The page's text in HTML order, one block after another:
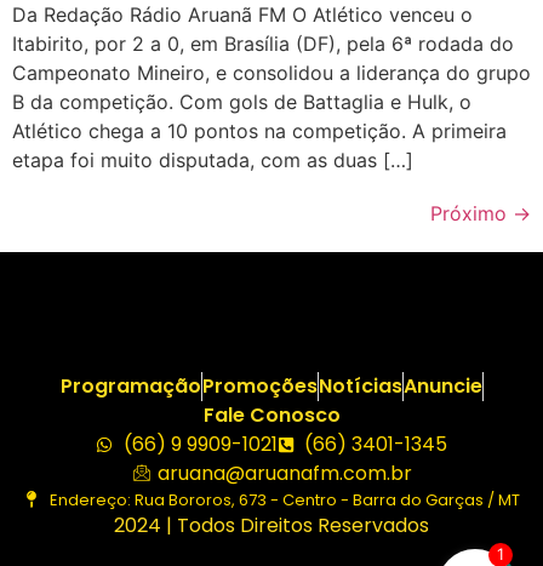
Da Redação Rádio Aruanã FM O Atlético venceu o
Itabirito, por 2 a 0, em Brasília (DF), pela 6ª rodada do
Campeonato Mineiro, e consolidou a liderança do grupo
B da competição. Com gols de Battaglia e Hulk, o
Atlético chega a 10 pontos na competição. A primeira
etapa foi muito disputada, com as duas […]
Próximo →
ProgramaçãoPromoçõesNotíciasAnuncie
Fale Conosco
(66) 9 9909-1021
(66) 3401-1345
aruana@aruanafm.com.br
Endereço: Rua Bororos, 673 - Centro - Barra do Garças / MT
2024 | Todos Direitos Reservados
1